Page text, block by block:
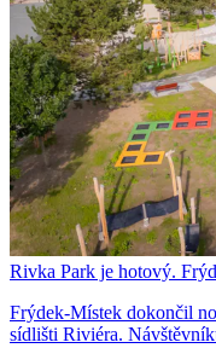
Rivka Park je hotový.
Frýdek-Místek dokončil
sídlišti Riviéra.